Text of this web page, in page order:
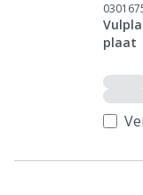
plaat